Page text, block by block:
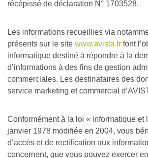
récépissé de déclaration N° 1703528.
Les informations recueillies via
présents sur le site www.avista.fr font
informatique destiné à répondre à la
d’informations à des fins de gestion
commerciales. Les destinataires des
service marketing et commercial
Conformément à la loi « informatique et
janvier 1978 modifiée en 2004, vous
d’accès et de rectification aux
concernent, que vous pouvez exercer